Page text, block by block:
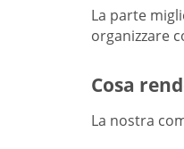
La parte
organizzare
Cosa
La nostra